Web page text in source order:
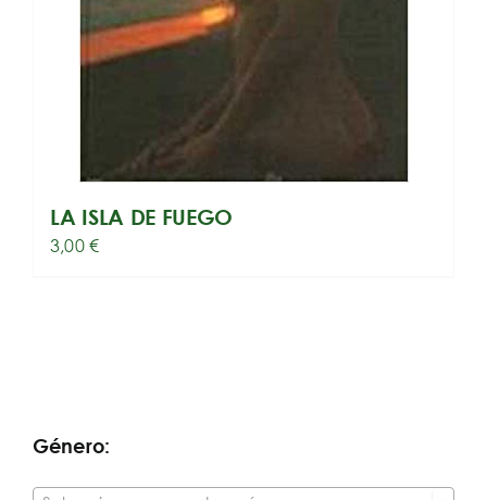
LA ISLA DE FUEGO
3,00€
Género: